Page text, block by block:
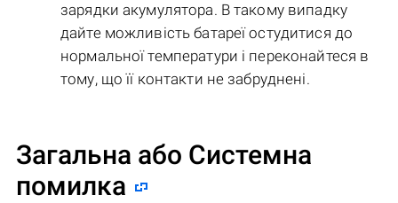
зарядки акумулятора. В такому випадку
дайте можливість батареї остудитися до
нормальної температури і переконайтеся в
тому, що її контакти не забруднені.
Загальна або Системна
помилка